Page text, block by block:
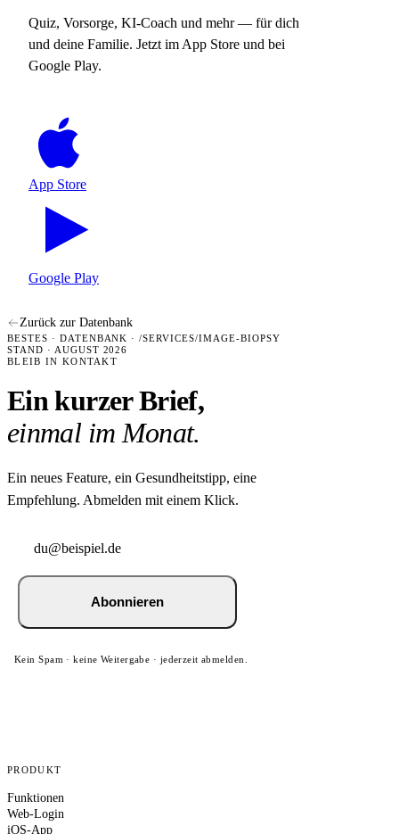
Quiz, Vorsorge, KI-Coach und mehr — für dich
und deine Familie. Jetzt im App Store und bei
Google Play.
App Store
Google Play
Zurück zur Datenbank
BESTES · DATENBANK · /SERVICES/IMAGE-BIOPSY
STAND · AUGUST 2026
BLEIB IN KONTAKT
Ein kurzer Brief,
einmal im Monat.
Ein neues Feature, ein Gesundheitstipp, eine
Empfehlung. Abmelden mit einem Klick.
Abonnieren
Kein Spam · keine Weitergabe · jederzeit abmelden.
PRODUKT
Funktionen
Web-Login
iOS-App